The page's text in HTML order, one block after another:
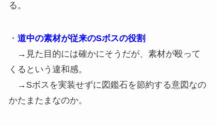
る。
・ 道中の素材が従来のSボスの役割
→見た目的には確かにそうだが、素材が殴って
くるという違和感。
→Sボスを実装せずに図鑑石を節約する意図なの
かたまたまなのか。